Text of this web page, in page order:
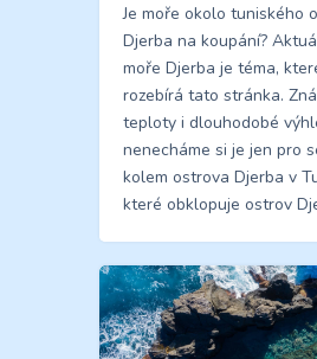
Je moře okolo tuniského
Djerba na koupání?
moře Djerba je téma,
rozebírá tato stránka.
teploty i dlouhodobé
nenecháme si je jen pro
kolem ostrova Djerba v
které obklopuje ostrov